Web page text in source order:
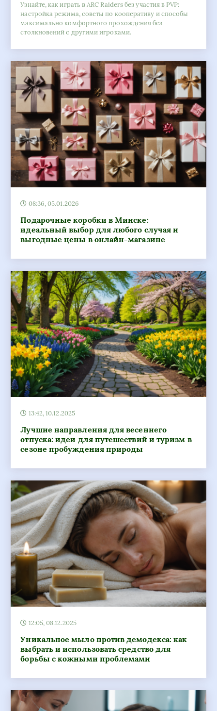
Узнайте, как играть в ARC Raiders без участия в PVP:
настройка режима, советы по кооперативу и способы
максимально комфортного прохождения без
столкновений с другими игроками.
08:36, 05.01.2026
Подарочные коробки в Минске:
идеальный выбор для любого случая и
выгодные цены в онлайн-магазине
13:42, 10.12.2025
Лучшие направления для весеннего
отпуска: идеи для путешествий и туризм в
сезоне пробуждения природы
12:05, 08.12.2025
Уникальное мыло против демодекса: как
выбрать и использовать средство для
борьбы с кожными проблемами